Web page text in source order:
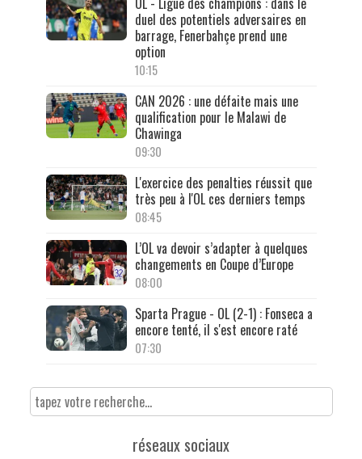
duel des potentiels adversaires en
barrage, Fenerbahçe prend une
option
10:15
CAN 2026 : une défaite mais une
qualification pour le Malawi de
Chawinga
09:30
L'exercice des penalties réussit que
très peu à l'OL ces derniers temps
08:45
L’OL va devoir s’adapter à quelques
changements en Coupe d’Europe
08:00
Sparta Prague - OL (2-1) : Fonseca a
encore tenté, il s'est encore raté
07:30
réseaux sociaux